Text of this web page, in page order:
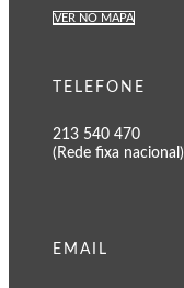
VER NO MAPA
TELEFONE
213 540 470
(Rede fixa nacional)
EMAIL